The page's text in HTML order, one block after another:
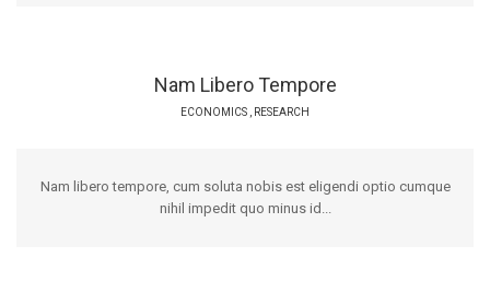
Nam Libero Tempore
ECONOMICS RESEARCH
Nam libero tempore, cum soluta nobis est eligendi optio cumque
nihil impedit quo minus id...